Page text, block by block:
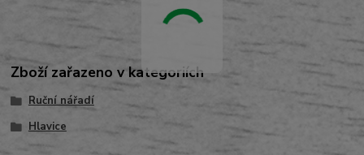
Zboží zařazeno v kategoriích
Ruční nářadí
Hlavice